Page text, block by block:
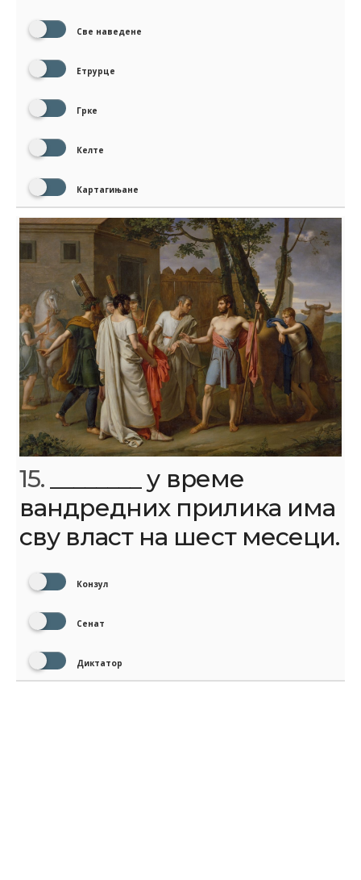
Све наведене
Етрурце
Грке
Келте
Картагињане
15. ________ у време
вандредних прилика има
сву власт на шест месеци.
Конзул
Сенат
Диктатор